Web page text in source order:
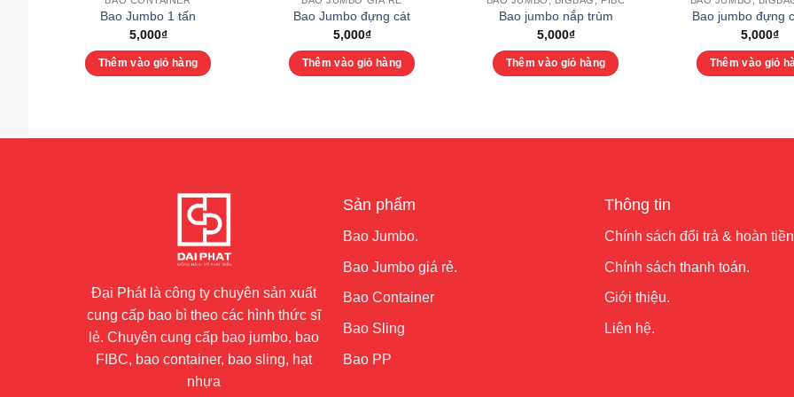
Bao Jumbo 1 tấn
5,000₫
Thêm vào giỏ hàng
Bao Jumbo đựng cát
5,000₫
Thêm vào giỏ hàng
Bao jumbo nắp trùm
5,000₫
Thêm vào giỏ hàng
Bao jumbo đựng
5,000₫
Thêm vào giỏ
Đại Phát là công ty chuyên sản xuất
cung cấp bao bì theo các hình thức sĩ
lẻ. Chuyên cung cấp bao jumbo, bao
FIBC, bao container, bao sling, hạt
nhựa
Sản phẩm
Bao Jumbo.
Bao Jumbo giá rẻ.
Bao Container
Bao Sling
Bao PP
Thông tin
Chính sách đổi trả & hoàn
Chính sách thanh toán.
Giới thiệu.
Liên hệ.